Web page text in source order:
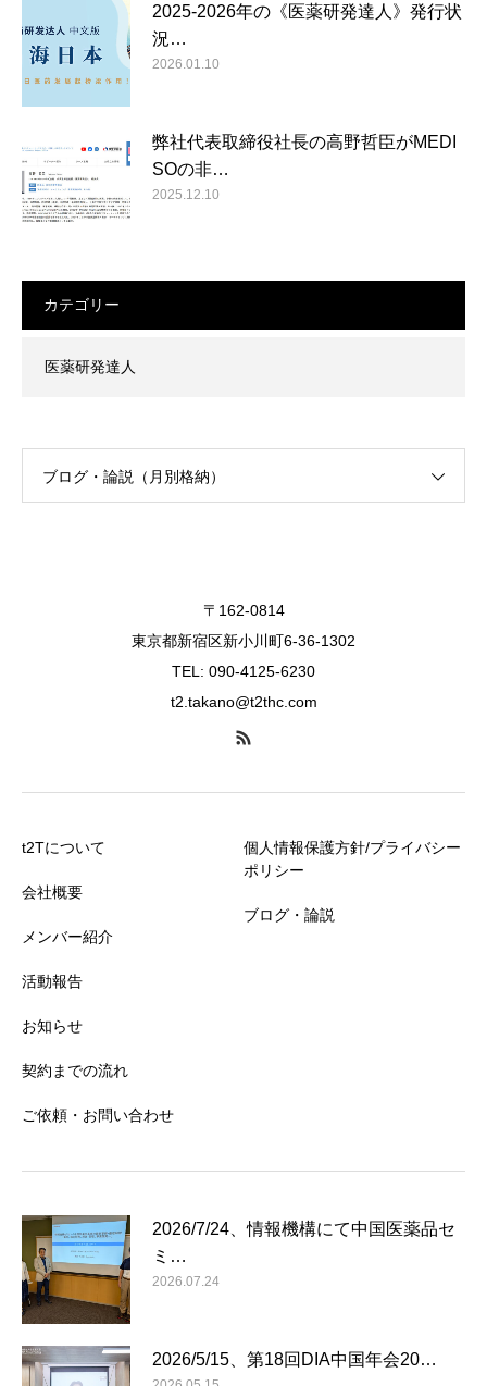
2025-2026年の《医薬研発達人》発行状
況…
2026.01.10
弊社代表取締役社長の高野哲臣がMEDI
SOの非…
2025.12.10
カテゴリー
医薬研発達人
ブログ・論説（月別格納）
〒162-0814
東京都新宿区新小川町6-36-1302
TEL: 090-4125-6230
t2.takano@t2thc.com
t2Tについて
会社概要
メンバー紹介
活動報告
お知らせ
契約までの流れ
ご依頼・お問い合わせ
個人情報保護方針/プライバシー
ポリシー
ブログ・論説
2026/7/24、情報機構にて中国医薬品セ
ミ…
2026.07.24
2026/5/15、第18回DIA中国年会20…